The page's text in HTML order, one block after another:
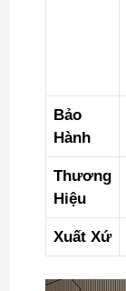
Bảo
Hành
Thương
Hiệu
Xuất Xứ